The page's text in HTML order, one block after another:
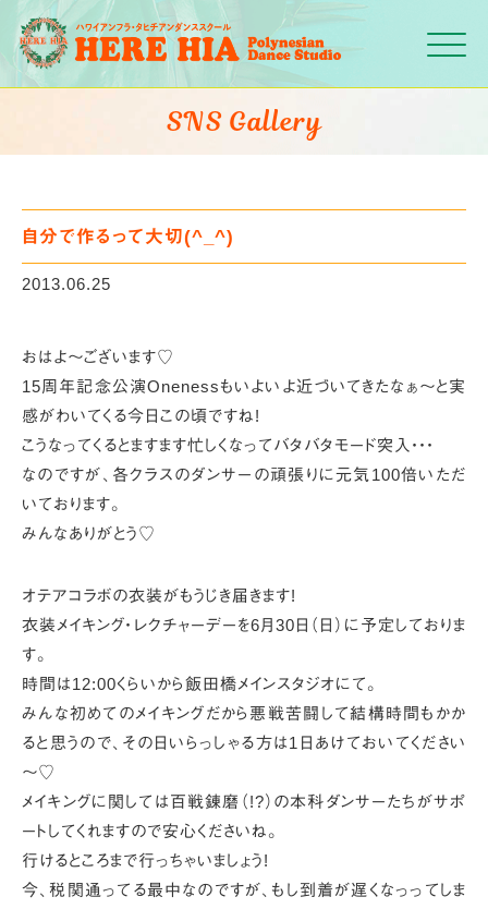
Click
SNS Gallery
自分で作るって大切(^_^)
2013.06.25
おはよ～ございます♡
15周年記念公演Onenessもいよいよ近づいてきたなぁ～と実
感がわいてくる今日この頃ですね!
こうなってくるとますます忙しくなってバタバタモード突入・・・
なのですが、各クラスのダンサーの頑張りに元気100倍いただ
いております。
みんなありがとう♡
オテアコラボの衣装がもうじき届きます!
衣装メイキング・レクチャーデーを6月30日（日）に予定しておりま
す。
時間は12:00くらいから飯田橋メインスタジオにて。
みんな初めてのメイキングだから悪戦苦闘して結構時間もかか
ると思うので、 その日いらっしゃる方は1日あけておいてください
～♡
メイキングに関しては百戦錬磨（!?）の本科ダンサーたちがサポ
ートしてくれますので安心くださいね。
行けるところまで行っちゃいましょう!
今、税関通ってる最中なのですが、もし到着が遅くなっってしま